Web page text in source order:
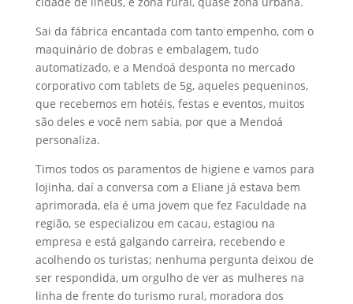
Sai da fábrica encantada com tanto empenho, com o
maquinário de dobras e embalagem, tudo
automatizado, e a Mendoá desponta no mercado
corporativo com tablets de 5g, aqueles pequeninos,
que recebemos em hotéis, festas e eventos, muitos
são deles e você nem sabia, por que a Mendoá
personaliza.
Timos todos os paramentos de higiene e vamos para
lojinha, daí a conversa com a Eliane já estava bem
aprimorada, ela é uma jovem que fez Faculdade na
região, se especializou em cacau, estagiou na
empresa e está galgando carreira, recebendo e
acolhendo os turistas; nenhuma pergunta deixou de
ser respondida, um orgulho de ver as mulheres na
linha de frente do turismo rural, moradora dos